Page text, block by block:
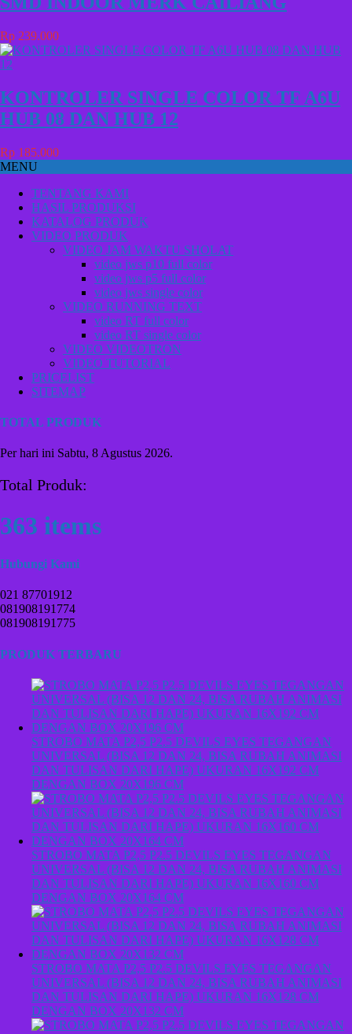
Rp 239.000
KONTROLER SINGLE COLOR TF A6U
HUB 08 DAN HUB 12
Rp 185.000
MENU
TENTANG KAMI
HASIL PRODUKSI
KATALOG PRODUK
VIDEO PRODUK
VIDEO JAM WAKTU SHOLAT
video jws p10 full color
video jws p5 full color
video jws single color
VIDEO RUNNING TEXT
video RT full color
video RT single color
VIDEO VIDEOTRON
VIDEO TUTORIAL
PRICELIST
SITEMAP
TOTAL PRODUK
Per hari ini Sabtu, 8 Agustus 2026.
Total Produk:
363 items
Hubungi Kami
021 87701912
081908191774
081908191775
PRODUK TERBARU
STROBO MATA P2,5 P2.5 DEVILS EYES TEGANGAN
UNIVERSAL (BISA 12 DAN 24, BISA RUBAH ANIMASI
DAN TULISAN DARI HAPE) UKURAN 16X192 CM
DENGAN BOX 20X196 CM
STROBO MATA P2,5 P2.5 DEVILS EYES TEGANGAN
UNIVERSAL (BISA 12 DAN 24, BISA RUBAH ANIMASI
DAN TULISAN DARI HAPE) UKURAN 16X160 CM
DENGAN BOX 20X164 CM
STROBO MATA P2,5 P2.5 DEVILS EYES TEGANGAN
UNIVERSAL (BISA 12 DAN 24, BISA RUBAH ANIMASI
DAN TULISAN DARI HAPE) UKURAN 16X128 CM
DENGAN BOX 20X132 CM